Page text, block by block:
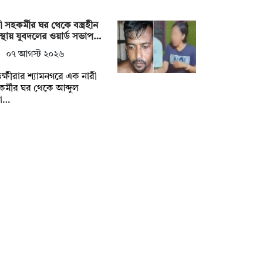
সহকর্মীর ঘর থেকে বস্ত্রহীন
যুবদলের ওয়ার্ড সভাপ…
০৭ আগস্ট ২০২৬
শ্যামনগরে এক নারী
ঘর থেকে আব্দুল